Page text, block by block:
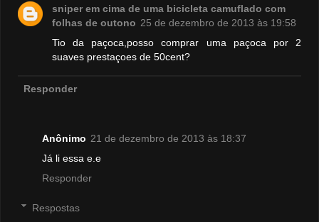
sniper em cima de uma bicicleta camuflado com
folhas de outono 25 de dezembro de 2013 às 19:58
Tio da paçoca,posso comprar uma paçoca por 2
suaves prestaçoes de 50cent?
Responder
Anônimo 21 de dezembro de 2013 às 18:37
Já li essa e.e
Responder
Respostas